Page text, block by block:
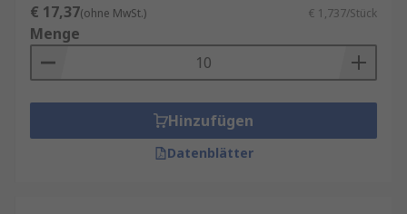
€ 17,37(ohne MwSt.) € 1,737/Stück
Menge
Hinzufügen
Datenblätter